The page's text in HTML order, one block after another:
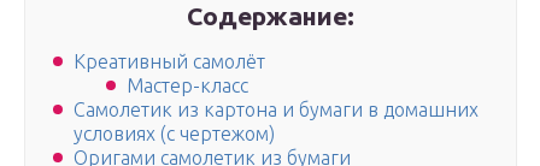
Содержание:
Креативный самолёт
Мастер-класс
Самолетик из картона и бумаги в домашних
условиях (с чертежом)
Оригами самолетик из бумаги